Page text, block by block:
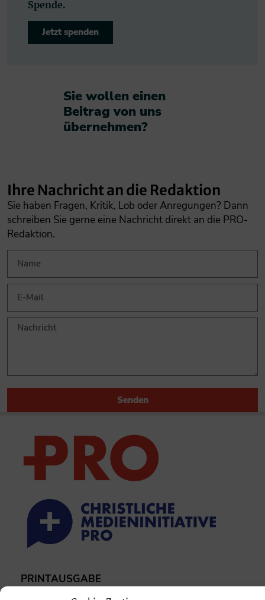
Spende.
Jetzt spenden
Sie wollen einen
Beitrag von uns
übernehmen?​
Ihre Nachricht an die Redaktion
Sie haben Fragen, Kritik, Lob oder Anregungen? Dann
schreiben Sie gerne eine Nachricht direkt an die PRO-
Redaktion.
Senden
PRINTAUSGABE